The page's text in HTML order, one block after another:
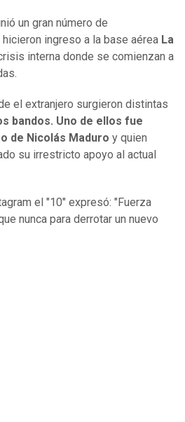
un gran número de
ingreso a la base aérea La
interna donde se comienzan a
el extranjero surgieron distintas
bandos. Uno de ellos fue
de Nicolás Maduro y quien
su irrestricto apoyo al actual
el "10" expresó: "Fuerza
nunca para derrotar un nuevo